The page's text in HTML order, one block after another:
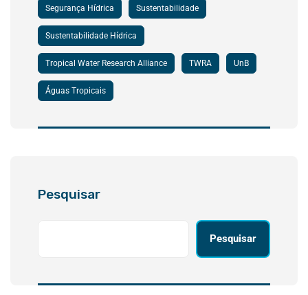
Segurança Hídrica Sustentabilidade
Sustentabilidade Hídrica
Tropical Water Research Alliance TWRA UnB
Águas Tropicais
Pesquisar
Pesquisar